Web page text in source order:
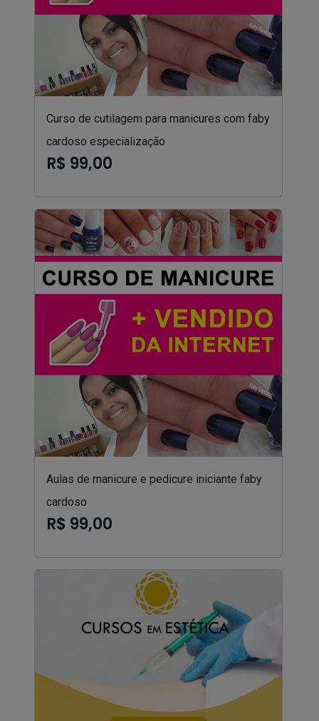
Curso de cutilagem para manicures com faby
cardoso especialização
R$ 99,00
Aulas de manicure e pedicure iniciante faby
cardoso
R$ 99,00